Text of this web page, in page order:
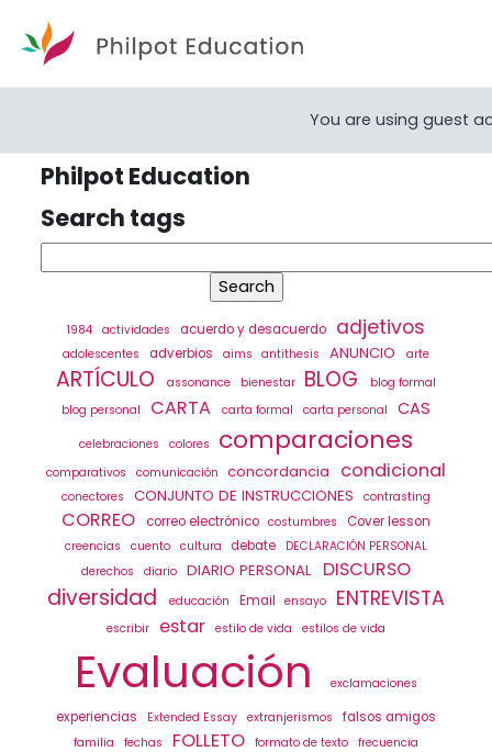
You are using guest
Philpot Education
Search tags
1984 actividades acuerdo y desacuerdo adjetivos
adolescentes adverbios aims antithesis ANUNCIO arte
ARTÍCULO assonance bienestar BLOG
blog formal
blog personal
CARTA carta formal carta personal CAS
celebraciones colores comparaciones
comparativos comunicación concordancia condicional
conectores CONJUNTO DE INSTRUCCIONES contrasting
CORREO correo electrónico costumbres Cover lesson
creencias cuento cultura debate
DECLARACIÓN PERSONAL
derechos
diario DIARIO PERSONAL DISCURSO
diversidad educación Email ensayo ENTREVISTA
escribir estar estilo de vida estilos de vida
Evaluación exclamaciones
experiencias Extended Essay extranjerismos falsos amigos
familia fechas FOLLETO formato de texto frecuencia